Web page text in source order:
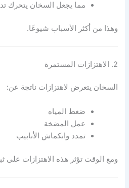
مما يجعل السخان يتحرك
وهذا من أكثر الأسباب شيوعًا.
2. الاهتزازات المستمرة
السخان يتعرض لاهتزازات ناتجة عن:
ضغط المياه
عمل المضخة
تمدد وانكماش الأنابيب
ومع الوقت تؤثر هذه الاهتزازات على